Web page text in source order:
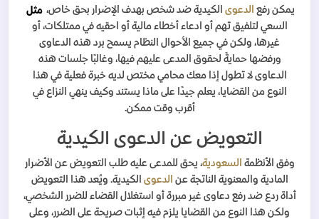
يمكن رفع الدعوى الكيدية ضد شخص بهدف الإضرار بحق خاص، مثل
السعي لتلفيق تهم أو ادعاء أخطاء مالية أو احقيه في ممتلكات، أو
غيرها، ولكن في جميع الأحوال النظام يسمح برد هذه الدعاوى
ورفضها حمايةً لحقوق المدعى عليهم فيها، وغالبًا جلسات هذه
الدعاوى لا تطول إذا معك محامي مختص لديه خبرة فعلية في هذا
النوع من القضايا، يعلم جيدًا على ماذا يستند وكيف ينهي النزاع في
أقرب وقت ممكن.
التعويض عن الدعوى الكيدية
وفق الأنظمة السعودية، يحق للمدعى عليه طلب التعويض عن الأضرار
المادية والمعنوية الناتجة عن الدعوى الكيدية. ويُعد هذا التعويض
أداة ردع ضد رفع دعاوى غير مبررة أو استغلال القضاء للضرر الشخصي،
ولكن هذا النوع من القضايا يلزم فيه إثبات صريحة على الضرر، وعلى